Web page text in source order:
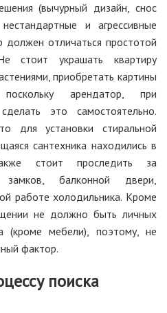
(вычурный дизайн, снос
и агрессивные
должен отличаться простотой
стоит украшать квартиру
приобретать картины
арендатор, при
это самостоятельно.
для установки стиральной
сантехника находились в
стоит проследить за
замков, балконной двери,
работе холодильника. Кроме
не должно быть личных
(кроме мебели), поэтому, не
фактор.
поиска